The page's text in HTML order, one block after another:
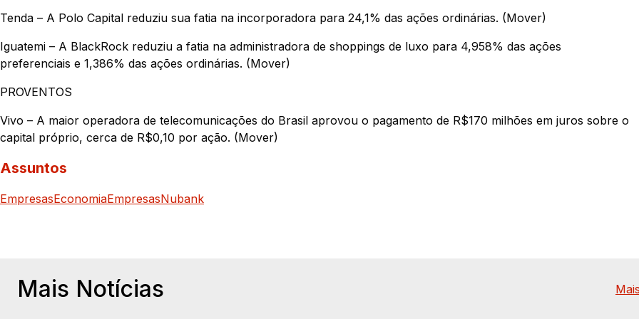
Tenda – A Polo Capital reduziu sua fatia na incorporadora para 24,1% das ações ordinárias. (Mover)
Iguatemi – A BlackRock reduziu a fatia na administradora de shoppings de luxo para 4,958% das ações
preferenciais e 1,386% das ações ordinárias. (Mover)
PROVENTOS
Vivo – A maior operadora de telecomunicações do Brasil aprovou o pagamento de R$170 milhões em juros sobre o
capital próprio, cerca de R$0,10 por ação. (Mover)
Assuntos
EmpresasEconomiaEmpresasNubank
Mais Notícias